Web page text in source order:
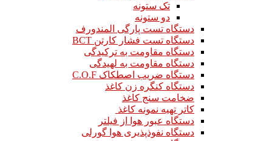
تک ستونه
دو ستونه
دستگاه تست پارگی المندورف
دستگاه تست فشار کارتن BCT
دستگاه مقاومت به ترکیدگی
دستگاه مقاومت به لهیدگی
دستگاه ضریب اصطکاک C.O.F
دستگاه کنگره زن کاغذ
ضخامت سنج کاغذ
کاتر تهیه نمونه کاغذ
دستگاه عبور هوا از فیلتر
دستگاه نفوذپذیری هوا گورلی